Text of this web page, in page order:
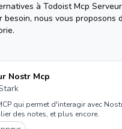
à Todoist Mcp Serveur
besoin, nous vous proposons
Nostr Mcp
qui permet d'interagir avec
des notes, et plus encore.